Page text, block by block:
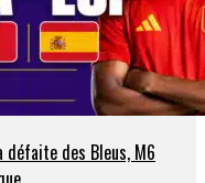
défaite des Bleus, M6